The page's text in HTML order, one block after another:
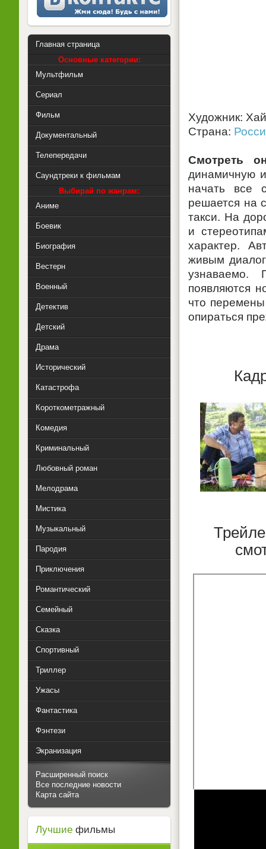
Художник:
Страна:
Смотреть
динамичную
начать все
решается на
такси. На
и
характер.
живым
узнаваемо.
появляются
что
опираться
Главная страница
Основные категории:
Мультфильм
Сериал
Фильм
Документальный
Телепередачи
Саундтреки к фильмам
Выбирай по жанрам:
Аниме
Боевик
Биография
Вестерн
Военный
Детектив
Детский
Драма
Исторический
Катастрофа
Короткометражный
Комедия
Криминальный
Любовный роман
Мелодрама
Мистика
Музыкальный
Пародия
Приключения
Романтический
Семейный
Сказка
Спортивный
Триллер
Ужасы
Фантастика
Фэнтези
Экранизация
Расширенный поиск
Все последние новости
Карта сайта
Лучшие фильмы